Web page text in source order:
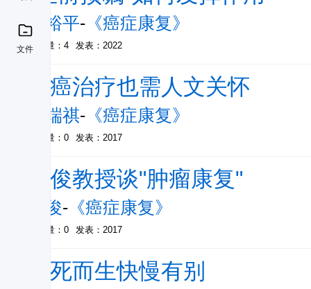
文件
罗裕平- 《癌症康复》
被引量：4 发表：2022
抗癌治疗也需人文关怀
刘端祺- 《癌症康复》
被引量：0 发表：2017
张俊教授谈"肿瘤康复"
张俊- 《癌症康复》
被引量：0 发表：2017
向死而生快慢有别